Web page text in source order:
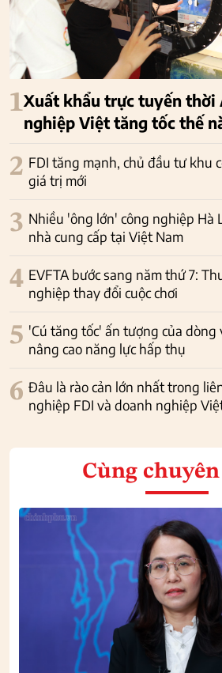
1Xuất khẩu trực tuyến thời
nghiệp Việt tăng tốc thế
2 FDI tăng mạnh, chủ đầu tư khu
giá trị mới
3 Nhiều 'ông lớn' công nghiệp Hà
nhà cung cấp tại Việt Nam
4 EVFTA bước sang năm thứ 7:
nghiệp thay đổi cuộc chơi
5 'Cú tăng tốc' ấn tượng của dòng
nâng cao năng lực hấp thụ
6 Đâu là rào cản lớn nhất trong
nghiệp FDI và doanh nghiệp
Cùng